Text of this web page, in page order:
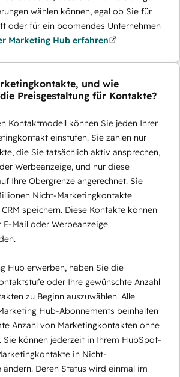
wählen können, egal ob Sie für
oder für ein boomendes Unternehmen
Marketing Hub erfahren
und wie
Preisgestaltung für Kontakte?
Kontaktmodell können Sie jeden Ihrer
einstufen. Sie zahlen nur
die Sie tatsächlich aktiv ansprechen,
Werbeanzeige, und nur diese
Ihre Obergrenze angerechnet. Sie
Nicht-Marketingkontakte
speichern. Diese Kontakte können
Mail oder Werbeanzeige
Hub erwerben, haben Sie die
oder Ihre gewünschte Anzahl
zu Beginn auszuwählen. Alle
Hub-Abonnements beinhalten
Anzahl von Marketingkontakten ohne
Sie können jederzeit in Ihrem HubSpot-
in Nicht-
Deren Status wird einmal im